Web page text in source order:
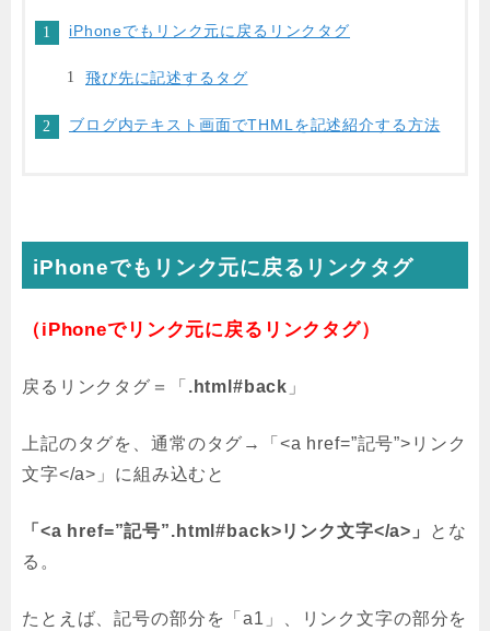
iPhoneでもリンク元に戻るリンクタグ
飛び先に記述するタグ
ブログ内テキスト画面でTHMLを記述紹介する方法
iPhoneでもリンク元に戻るリンクタグ
（iPhoneでリンク元に戻るリンクタグ）
戻るリンクタグ＝「 .html#back 」
上記のタグを、通常のタグ→「<a href=”記号”>リンク
文字</a>」に組み込むと
「<a href=”記号”.html#back>リンク文字</a>」
とな
る。
たとえば、記号の部分を「a1」、リンク文字の部分を